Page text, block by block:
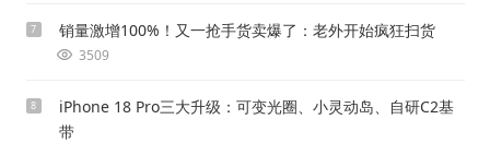
7 销量激增100%！又一抢手货卖爆了：老外开始疯狂扫货
3509
8
iPhone 18 Pro三大升级：可变光圈、小灵动岛、自研C2基
带